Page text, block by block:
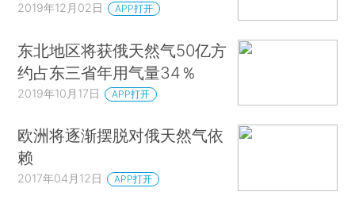
2019年12月02日 APP打开
东北地区将获俄天然气50亿方
约占东三省年用气量34％
2019年10月17日 APP打开
欧洲将逐渐摆脱对俄天然气依
赖
2017年04月12日 APP打开